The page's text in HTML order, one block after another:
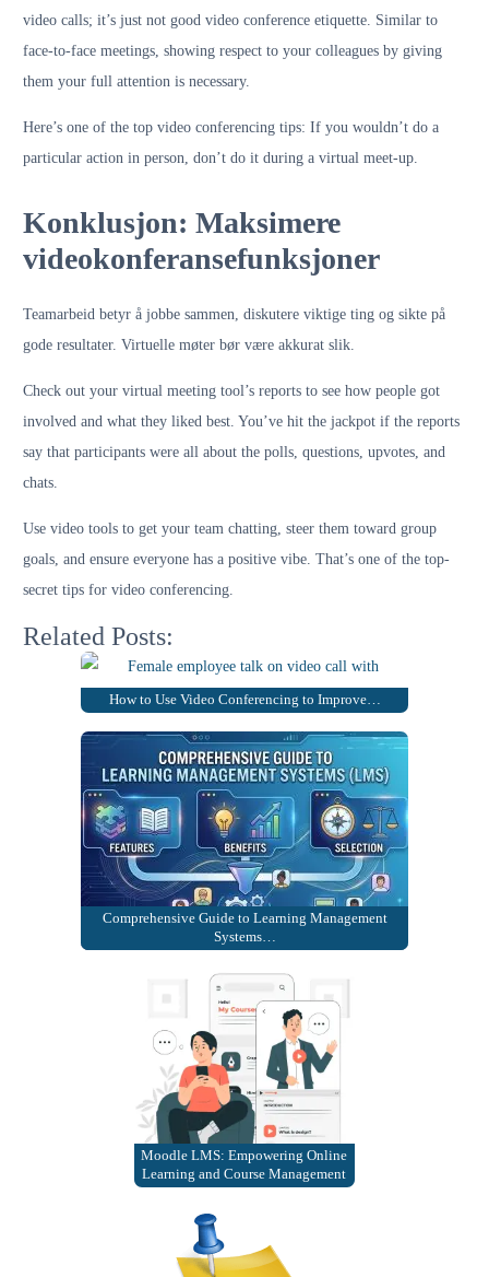
video calls; it’s just not good video conference etiquette. Similar to
face-to-face meetings, showing respect to your colleagues by giving
them your full attention is necessary.
Here’s one of the top video conferencing tips: If you wouldn’t do a
particular action in person, don’t do it during a virtual meet-up.
Konklusjon: Maksimere
videokonferansefunksjoner
Teamarbeid betyr å jobbe sammen, diskutere viktige ting og sikte på
gode resultater. Virtuelle møter bør være akkurat slik.
Check out your virtual meeting tool’s reports to see how people got
involved and what they liked best. You’ve hit the jackpot if the reports
say that participants were all about the polls, questions, upvotes, and
chats.
Use video tools to get your team chatting, steer them toward group
goals, and ensure everyone has a positive vibe. That’s one of the top-
secret tips for video conferencing.
Related Posts:
How to Use Video Conferencing to Improve…
Comprehensive Guide to Learning Management
Systems…
Moodle LMS: Empowering Online
Learning and Course Management